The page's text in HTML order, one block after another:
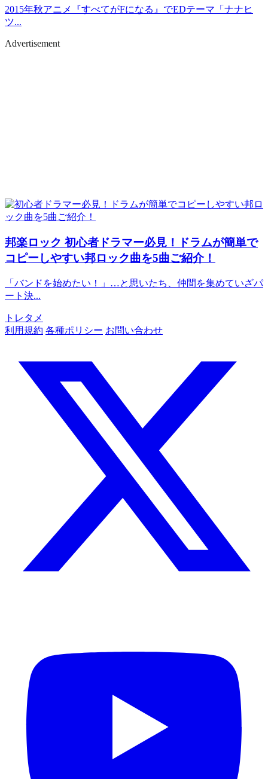
2015年秋アニメ『すべてがFになる』でEDテーマ「ナナヒ
ツ...
Advertisement
邦楽ロック 初心者ドラマー必見！ドラムが簡単で
コピーしやすい邦ロック曲を5曲ご紹介！
「バンドを始めたい！」…と思いたち、仲間を集めていざパ
ート決...
トレタメ
利用規約 各種ポリシー お問い合わせ